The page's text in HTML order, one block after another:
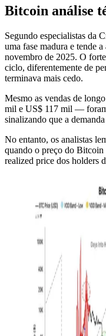
Bitcoin análise
Segundo especialistas da
uma fase madura e tende
novembro de 2025. O
ciclo, diferentemente de
terminava mais cedo.
Mesmo as vendas de
mil e US$ 117 mil —
sinalizando que a
No entanto, os analistas
quando o preço do
realized price dos holders